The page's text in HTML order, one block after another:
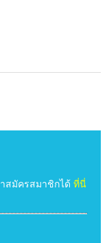
สมัครสมาชิกได้ ที่นี่